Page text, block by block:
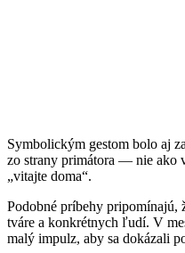
Symbolickým gestom bolo aj
zo strany primátora — nie ako
„vitajte doma“.
Podobné príbehy pripomínajú,
tváre a konkrétnych ľudí. V
malý impulz, aby sa dokázali